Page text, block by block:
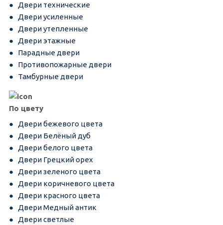
Двери технические
Двери усиленные
Двери утепленные
Двери этажные
Парадные двери
Противопожарные двери
Тамбурные двери
По цвету
Двери бежевого цвета
Двери Белёный дуб
Двери белого цвета
Двери Грецкий орех
Двери зеленого цвета
Двери коричневого цвета
Двери красного цвета
Двери Медный антик
Двери светлые